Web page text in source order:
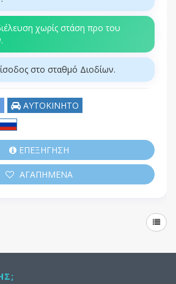
χωρίς στάση προ του
στο σταθμό Διοδίων.
ΑΥΤΟΚΙΝΗΤΟ
ΕΠΕΞΗΓΗΣΗ
ΑΓΑΠΗΜΕΝΑ